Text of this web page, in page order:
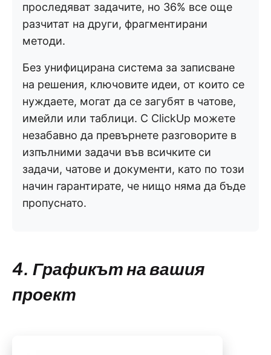
проследяват задачите, но 36% все още
разчитат на други, фрагментирани
методи.
Без унифицирана система за записване
на решения, ключовите идеи, от които се
нуждаете, могат да се загубят в чатове,
имейли или таблици. С ClickUp можете
незабавно да превърнете разговорите в
изпълними задачи във всичките си
задачи, чатове и документи, като по този
начин гарантирате, че нищо няма да бъде
пропуснато.
4. Графикът на вашия
проект